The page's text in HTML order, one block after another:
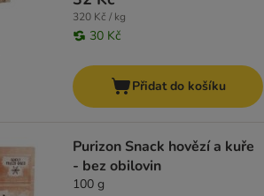
320 Kč / kg
30 Kč
Přidat do košíku
Purizon Snack hovězí a kuře
- bez obilovin
100 g